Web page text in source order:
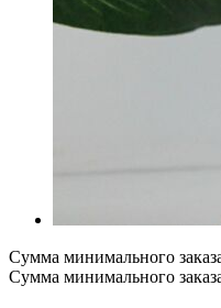
Сумма минимального
Сумма минимального